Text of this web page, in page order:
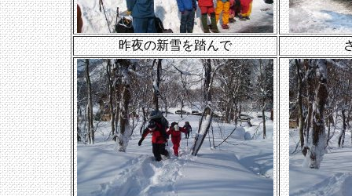
昨夜の新雪を踏んで